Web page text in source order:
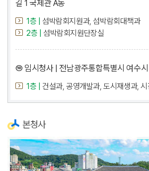
길 1 국제관 A동
1층 |
섬박람회지원과, 섬박람회대책과
2층 |
섬박람회지원단장실
⑩ 임시청사 | 전남광주통합특별시 여수시
1층 | 건설과, 공영개발과, 도시재생과,
본청사